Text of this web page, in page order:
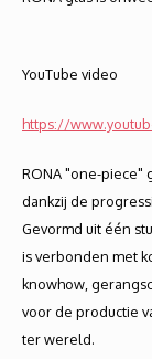
Likeur
Mixbeker
Margaritaglas
Martini
Sap
Sherry
LUNAR
MARTINA
MEDEIA
MODE
OPTIMA
RATIO
YouTube video
https://
RONA "one-piece"
dankzij de
Gevormd uit één
is verbonden met
knowhow,
voor de productie
ter wereld.